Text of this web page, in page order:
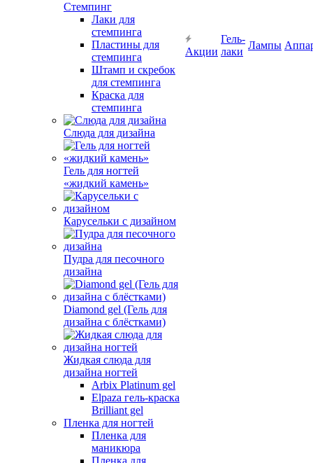
Стемпинг
Лаки для
стемпинга
Пластины для
стемпинга
Штамп и скребок
для стемпинга
Краска для
стемпинга
Слюда для дизайна
Гель для ногтей
«жидкий камень»
Карусельки с дизайном
Пудра для песочного
дизайна
Diamond gel (Гель для
дизайна с блёстками)
Жидкая слюда для
дизайна ногтей
Arbix Platinum gel
Elpaza гель-краска
Brilliant gel
Пленка для ногтей
Пленка для
маникюра
Пленка для
Акции
Гель-
лаки
Лампы